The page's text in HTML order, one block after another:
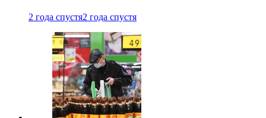
2 года спустя2 года спустя